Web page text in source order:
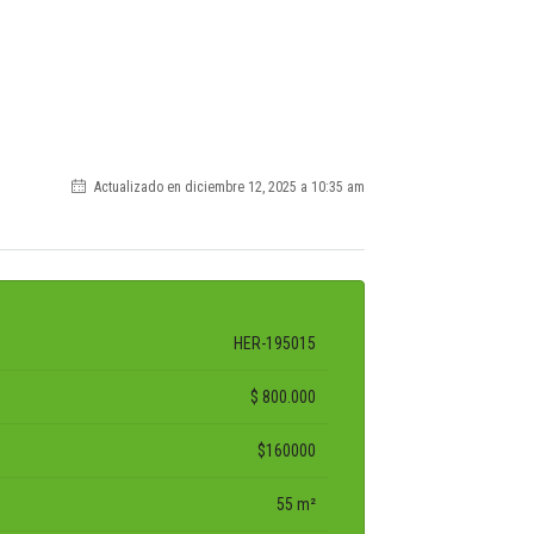
Actualizado en diciembre 12, 2025 a 10:35 am
HER-195015
$ 800.000
$160000
55 m²